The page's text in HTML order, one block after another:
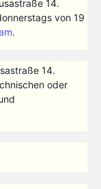
14.
von 19
.
14.
oder